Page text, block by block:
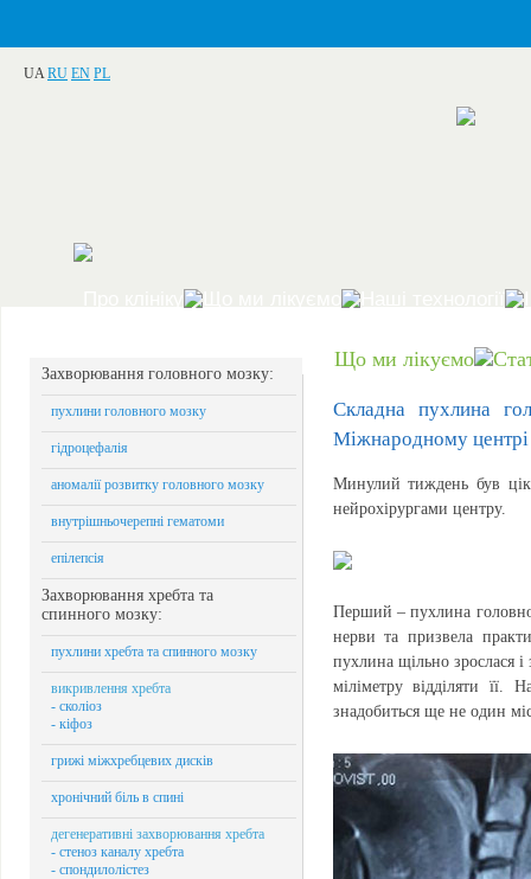
UA RU EN PL
Що ми лікуємо
Складна пухлина
Міжнародному центрі
Минулий тиждень був
нейрохірургами центру.
Перший – пухлина
нерви та призвела
пухлина щільно зрослася
міліметру відділяти її.
знадобиться ще не один
Захворювання головного мозку:
пухлини головного мозку
гідроцефалія
аномалії розвитку головного мозку
внутрішньочерепні гематоми
епілепсія
Захворювання хребта та
спинного мозку:
пухлини хребта та спинного мозку
викривлення хребта
- сколіоз
- кіфоз
грижі міжхребцевих дисків
хронічний біль в спині
дегенеративні захворювання хребта
- стеноз каналу хребта
- спондилолістез